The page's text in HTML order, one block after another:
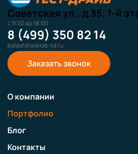
Советская ул., д.35, 1-й
с 9:00 до 18:00
8 (499) 350 82 14
balashiha@lab-td.ru
Заказать звонок
О компании
Портфолио
Блог
Контакты